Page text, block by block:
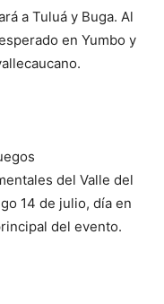
a Tuluá y Buga. Al
en Yumbo y
del Valle del
14 de julio, día en
del evento.